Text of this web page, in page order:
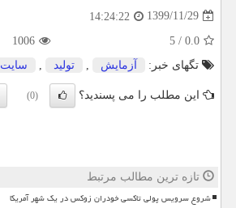
1399/11/29
14:24:22
0.0
/
5
1006
تگهای خبر:
آزمایش , تولید , سایت
این مطلب را می پسندید؟ (0)
تازه ترین مطالب مرتبط
شروع سرویس پولی تاکسی خودران زوکس در یک شهر آمریکا